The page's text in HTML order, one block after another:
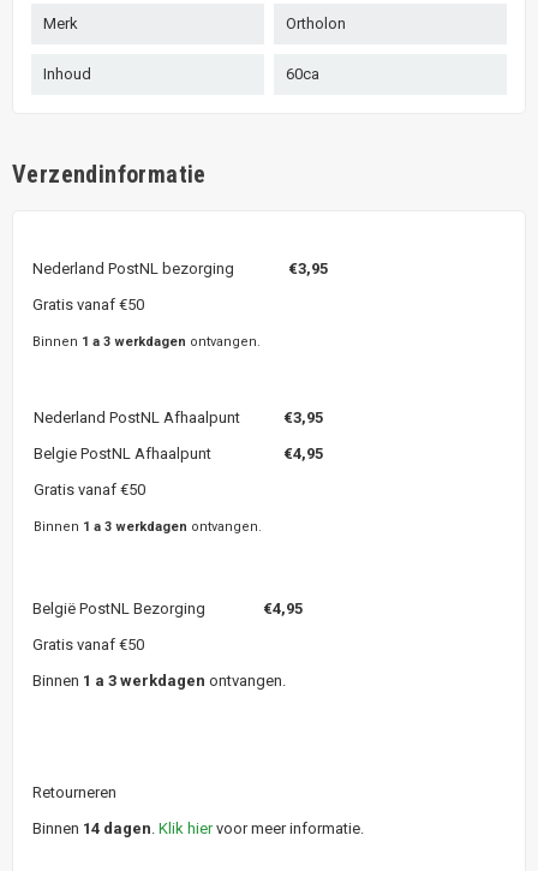
Merk Ortholon
Inhoud 60ca
Verzendinformatie
Nederland PostNL bezorging €3,95
Gratis vanaf €50
Binnen 1 a 3 werkdagen ontvangen.
Nederland PostNL Afhaalpunt €3,95
Belgie PostNL Afhaalpunt
€4,95
Gratis vanaf €50
Binnen 1 a 3 werkdagen ontvangen.
België PostNL Bezorging €4,95
Gratis vanaf €50
Binnen 1 a 3 werkdagen ontvangen.
Retourneren
Binnen 14 dagen. Klik hiervoor meer informatie.